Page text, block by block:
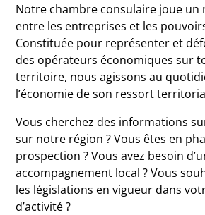
Notre chambre consulaire joue
entre les entreprises et les
Constituée pour représenter et
des opérateurs économiques sur
territoire, nous agissons au
l’économie de son ressort
Vous cherchez des informations
sur notre région ? Vous êtes en
prospection ? Vous avez besoin
accompagnement local ? Vous
les législations en vigueur dans
d’activité ?